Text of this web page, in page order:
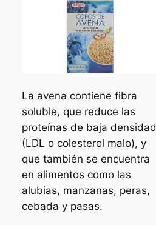
La avena contiene fibra
soluble, que reduce las
proteínas de baja densidad
(LDL o colesterol malo), y
que también se encuentra
en alimentos como las
alubias, manzanas, peras,
cebada y pasas.